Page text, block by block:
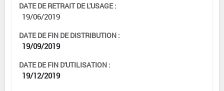
DATE DE RETRAIT DE L'USAGE :
19/06/2019
DATE DE FIN DE DISTRIBUTION :
19/09/2019
DATE DE FIN D'UTILISATION :
19/12/2019